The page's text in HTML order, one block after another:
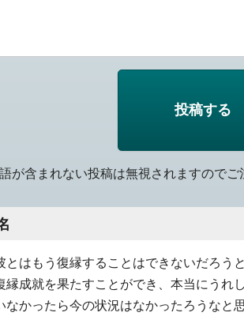
が含まれない投稿は無視されますのでご
とはもう復縁することはできないだろう
縁成就を果たすことができ、本当にうれ
なかったら今の状況はなかったろうなと